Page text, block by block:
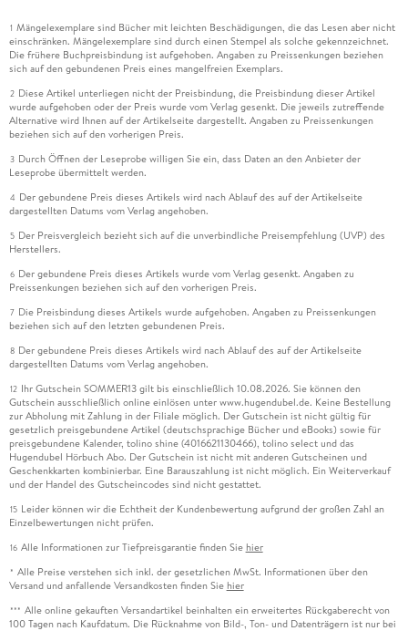
1 Mängelexemplare sind Bücher mit leichten Beschädigungen, die das Lesen aber nicht
einschränken. Mängelexemplare sind durch einen Stempel als solche gekennzeichnet.
Die frühere Buchpreisbindung ist aufgehoben. Angaben zu Preissenkungen beziehen
sich auf den gebundenen Preis eines mangelfreien Exemplars.
2 Diese Artikel unterliegen nicht der Preisbindung, die Preisbindung dieser Artikel
wurde aufgehoben oder der Preis wurde vom Verlag gesenkt. Die jeweils zutreffende
Alternative wird Ihnen auf der Artikelseite dargestellt. Angaben zu Preissenkungen
beziehen sich auf den vorherigen Preis.
3 Durch Öffnen der Leseprobe willigen Sie ein, dass Daten an den Anbieter der
Leseprobe übermittelt werden.
4 Der gebundene Preis dieses Artikels wird nach Ablauf des auf der Artikelseite
dargestellten Datums vom Verlag angehoben.
5 Der Preisvergleich bezieht sich auf die unverbindliche Preisempfehlung (UVP) des
Herstellers.
6 Der gebundene Preis dieses Artikels wurde vom Verlag gesenkt. Angaben zu
Preissenkungen beziehen sich auf den vorherigen Preis.
7 Die Preisbindung dieses Artikels wurde aufgehoben. Angaben zu Preissenkungen
beziehen sich auf den letzten gebundenen Preis.
8 Der gebundene Preis dieses Artikels wird nach Ablauf des auf der Artikelseite
dargestellten Datums vom Verlag angehoben.
12 Ihr Gutschein SOMMER13 gilt bis einschließlich 10.08.2026. Sie können den
Gutschein ausschließlich online einlösen unter www.hugendubel.de. Keine Bestellung
zur Abholung mit Zahlung in der Filiale möglich. Der Gutschein ist nicht gültig für
gesetzlich preisgebundene Artikel (deutschsprachige Bücher und eBooks) sowie für
preisgebundene Kalender, tolino shine (4016621130466), tolino select und das
Hugendubel Hörbuch Abo. Der Gutschein ist nicht mit anderen Gutscheinen und
Geschenkkarten kombinierbar. Eine Barauszahlung ist nicht möglich. Ein Weiterverkauf
und der Handel des Gutscheincodes sind nicht gestattet.
15 Leider können wir die Echtheit der Kundenbewertung aufgrund der großen Zahl an
Einzelbewertungen nicht prüfen.
16 Alle Informationen zur Tiefpreisgarantie finden Sie hier
* Alle Preise verstehen sich inkl. der gesetzlichen MwSt. Informationen über den
Versand und anfallende Versandkosten finden Sie hier
*** Alle online gekauften Versandartikel beinhalten ein erweitertes Rückgaberecht von
100 Tagen nach Kaufdatum. Die Rücknahme von Bild-, Ton- und Datenträgern ist nur bei